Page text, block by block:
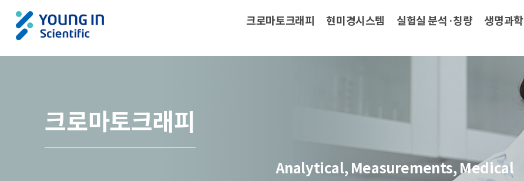
크로마토크래피 현미경시스템 실험실 분석·칭량 생명과학
크로마토크래피
Analytical, Measurements, Medical